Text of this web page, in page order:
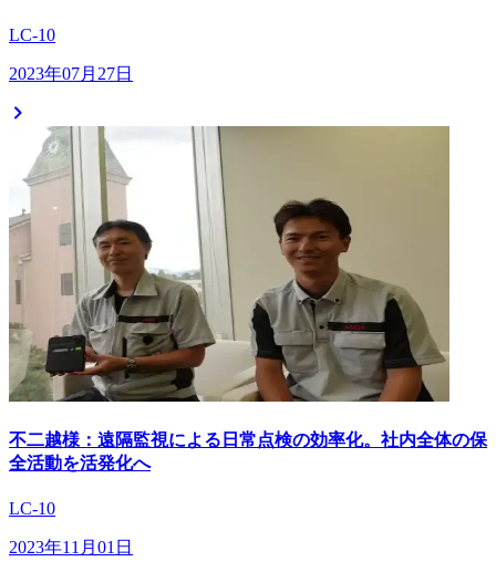
LC-10
2023年07月27日
不二越様：遠隔監視による日常点検の効率化。社内全体の保
全活動を活発化へ
LC-10
2023年11月01日